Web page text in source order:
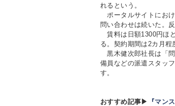
れるという。
ポータルサイトにお
問い合わせは続いた。
賃料は日額1300円ほ
る。契約期間は2カ月程
黒木健次郎社長は「
備員などの派遣スタッ
す。
おすすめ記事▶
『マン